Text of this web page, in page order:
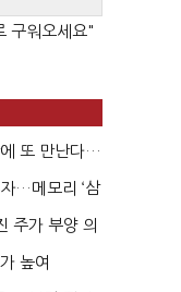
구워오세요"
또 만난다…
…메모리 ‘삼
주가 부양 의
높여